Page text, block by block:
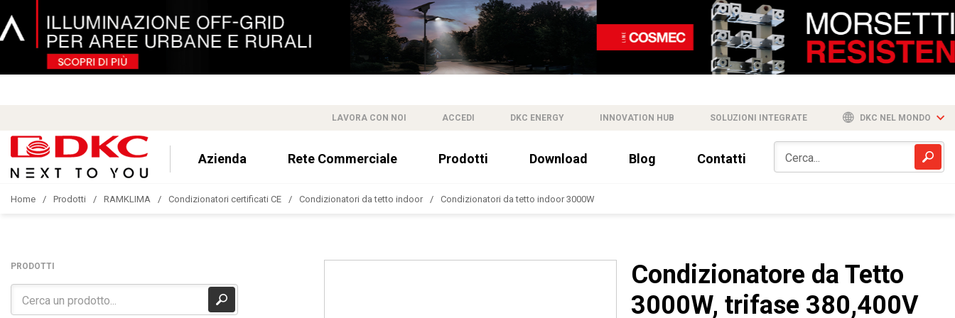
LAVORA CON NOI ACCEDI DKC ENERGY INNOVATION HUB SOLUZIONI INTEGRATE DKC NEL MONDO
Azienda Rete Commerciale Prodotti Download Blog Contatti
Home Prodotti RAMKLIMA Condizionatori certificati CE Condizionatori da tetto indoor Condizionatori da tetto indoor 3000W
PRODOTTI
Condizionatore da Tetto
3000W, trifase 380,400V